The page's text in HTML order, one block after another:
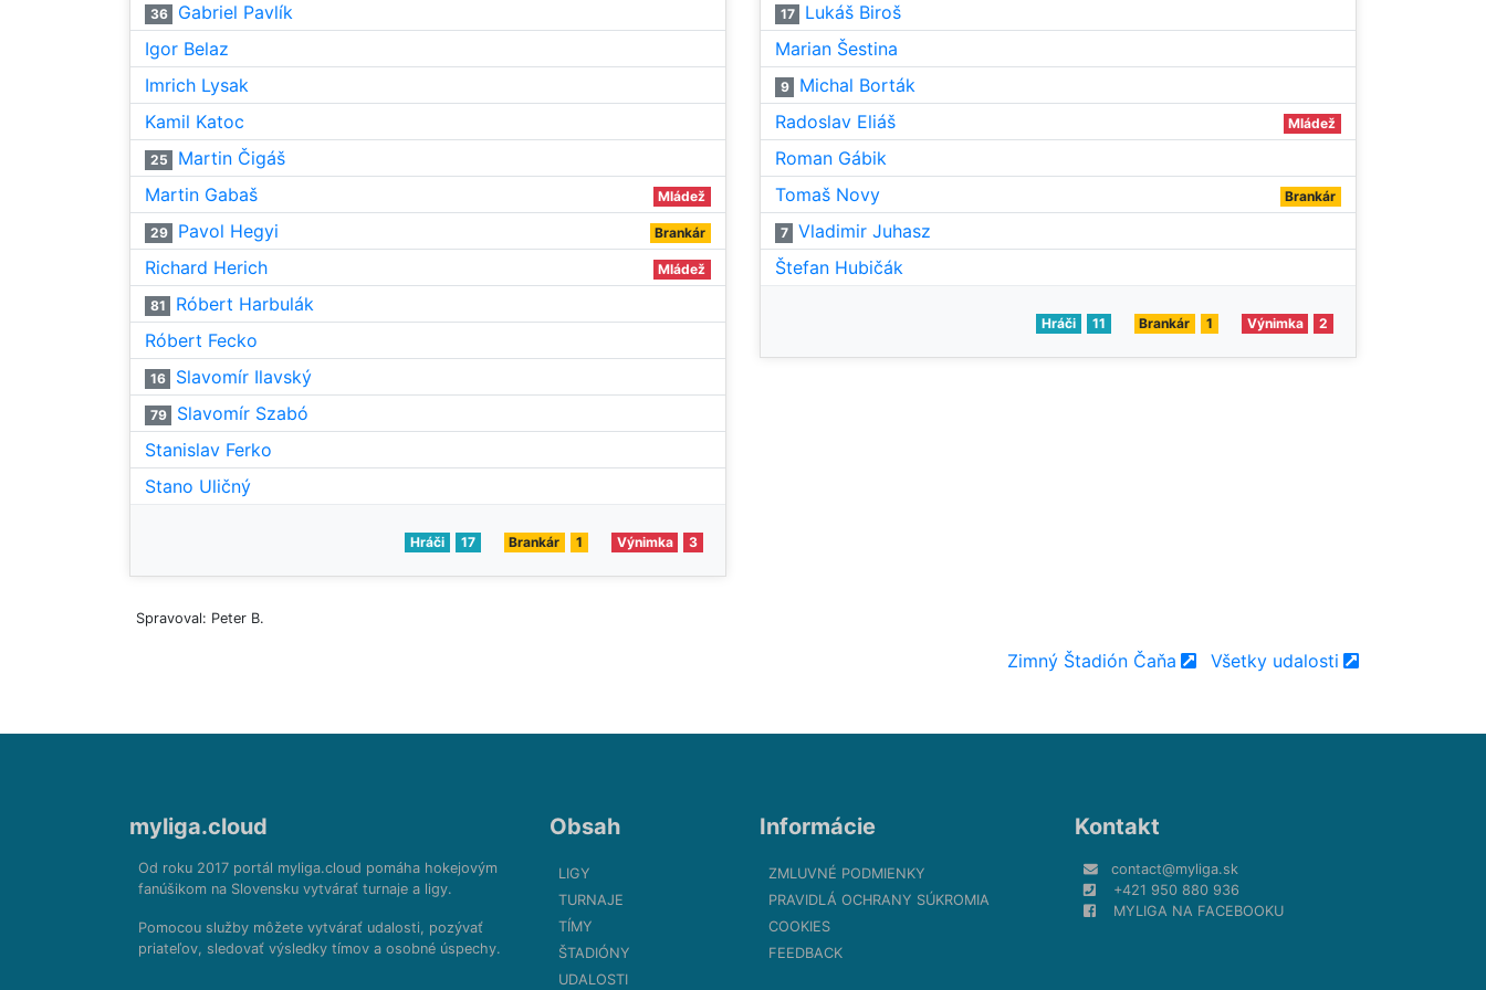
36
Gabriel Pavlík
Igor Belaz
Imrich Lysak
Kamil Katoc
25
Martin Čigáš
Martin Gabaš
Mládež
29 Pavol Hegyi Brankár
Richard Herich Mládež
81
Róbert Harbulák
Róbert Fecko
16 Slavomír Ilavský
79
Slavomír Szabó
Stanislav Ferko
Stano Uličný
Hráči 17 Brankár 1 Výnimka 3
17
Lukáš Biroš
Marian Šestina
9
Michal Borták
Radoslav Eliáš
Mládež
Roman Gábik
Tomaš Novy
Brankár
7
Vladimir Juhasz
Štefan Hubičák
Hráči 11 Brankár 1 Výnimka 2
Spravoval: Peter B.
Zimný Štadión Čaňa Všetky udalosti
myliga.cloud
Od roku 2017 portál myliga.cloud pomáha hokejovým
fanúšikom na Slovensku vytvárať turnaje a ligy.
Pomocou služby môžete vytvárať udalosti, pozývať
priateľov, sledovať výsledky tímov a osobné úspechy.
Obsah
LIGY
TURNAJE
TÍMY
ŠTADIÓNY
UDALOSTI
Informácie
ZMLUVNÉ PODMIENKY
PRAVIDLÁ OCHRANY SÚKROMIA
COOKIES
FEEDBACK
Kontakt
contact@myliga.sk
+421 950 880 936
MYLIGA NA FACEBOOKU